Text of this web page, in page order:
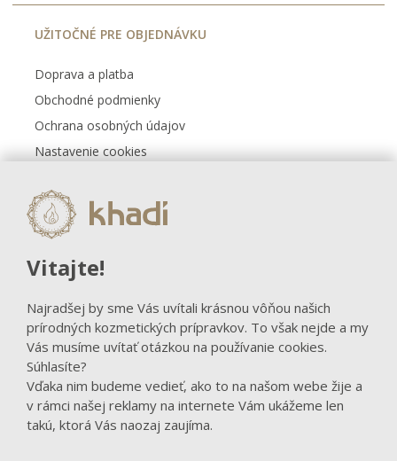
Vitajte!
Najradšej by sme Vás uvítali krásnou vôňou našich
prírodných kozmetických prípravkov. To však nejde a my
Vás musíme uvítať otázkou na používanie cookies.
Súhlasíte?
Vďaka nim budeme vedieť, ako to na našom webe žije a
v rámci našej reklamy na internete Vám ukážeme len
takú, ktorá Vás naozaj zaujíma.
UŽITOČNÉ PRE OBJEDNÁVKU
Doprava a platba
Obchodné podmienky
Ochrana osobných údajov
Nastavenie cookies